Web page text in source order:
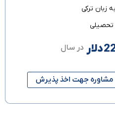
زبان ترکی
در سال
مشاوره جهت اخذ پذیرش